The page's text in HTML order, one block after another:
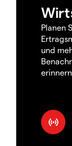
Planen
und
erinnern